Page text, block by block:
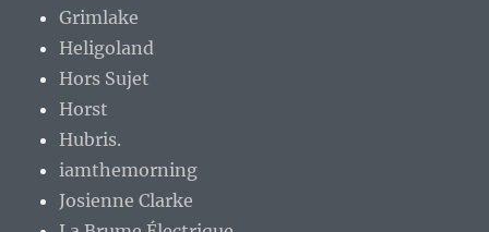
Grimlake
Heligoland
Hors Sujet
Horst
Hubris.
iamthemorning
Josienne Clarke